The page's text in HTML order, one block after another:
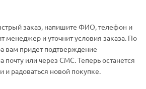
заказ, напишите ФИО, телефон и
менеджер и уточнит условия заказа. По
вам придет подтверждение
почту или через СМС. Теперь останется
и радоваться новой покупке.